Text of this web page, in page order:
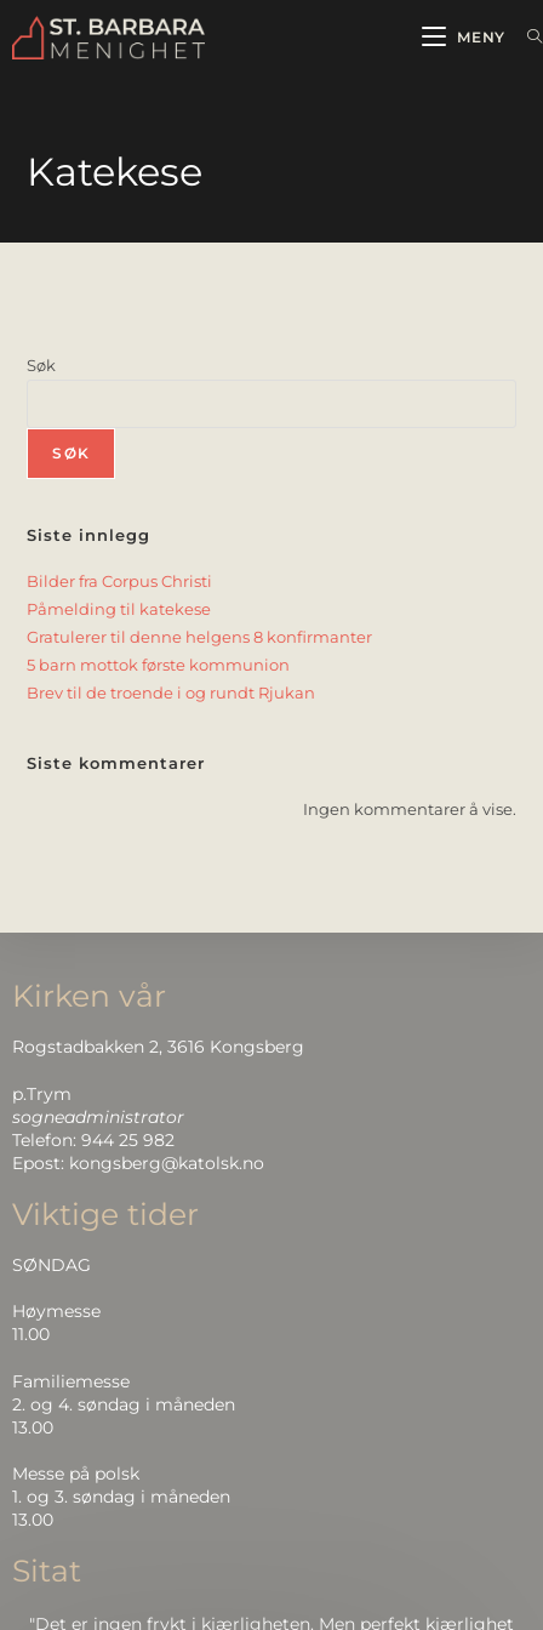
MENY
Katekese
Søk
SØK
Siste innlegg
Bilder fra Corpus Christi
Påmelding til katekese
Gratulerer til denne helgens 8 konfirmanter
5 barn mottok første kommunion
Brev til de troende i og rundt Rjukan
Siste kommentarer
Ingen kommentarer å vise.
Kirken vår
Rogstadbakken 2, 3616 Kongsberg
p.Trym
sogneadministrator
Telefon: 944 25 982
Epost: kongsberg@katolsk.no
Viktige tider
SØNDAG
Høymesse
11.00
Familiemesse
2. og 4. søndag i måneden
13.00
Messe på polsk
1. og 3. søndag i måneden
13.00
Sitat
"Det er ingen frykt i kjærligheten. Men perfekt kjærlighet